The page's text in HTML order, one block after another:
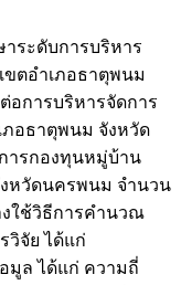
ระดับการบริหาร
ตอำเภอธาตุพนม
อการบริหารจัดการ
อธาตุพนม จังหวัด
ารกองทุนหมู่บ้าน
หวัดนครพนม จำนวน
ใช้วิธีการคำนวณ
วิจัย ได้แก่
มูล ได้แก่ ความถี่